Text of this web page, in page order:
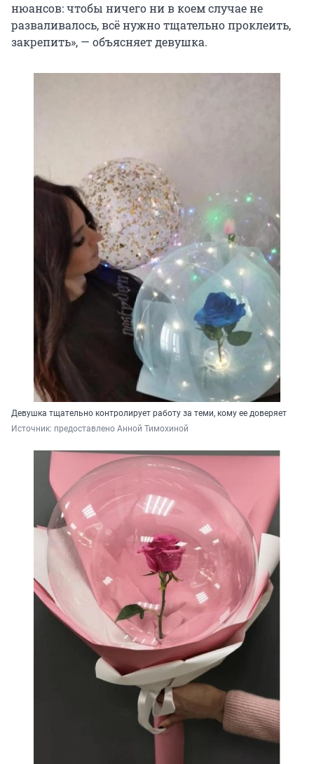
нюансов: чтобы ничего ни в коем случае не
разваливалось, всё нужно тщательно проклеить,
закрепить», — объясняет девушка.
Девушка тщательно контролирует работу за теми, кому ее доверяет
Источник: предоставлено Анной Тимохиной